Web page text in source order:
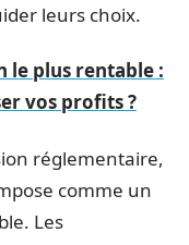
leurs choix.
le plus rentable :
vos profits ?
réglementaire,
comme un
Les